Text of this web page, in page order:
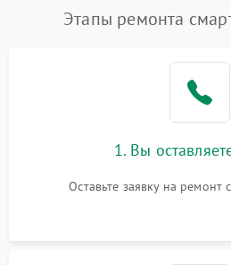
Этапы ремонта
1. Вы
Оставьте заявку на ремонт